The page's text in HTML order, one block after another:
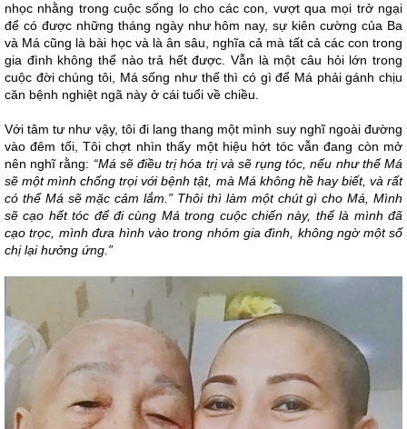
nhọc nhằng trong cuộc sống lo cho các con, vượt qua mọi trở ngại
để có được những tháng ngày như hôm nay, sự kiên cường của Ba
và Má cũng là bài học và là ân sâu, nghĩa cả mà tất cả các con trong
gia đình không thể nào trả hết được. Vẫn là một câu hỏi lớn trong
cuộc đời chúng tôi, Má sống như thế thì có gì để Má phải gánh chịu
căn bệnh nghiệt ngã này ở cái tuổi về chiều.
Với tâm tư như vậy, tôi đi lang thang một mình suy nghĩ ngoài đường
vào đêm tối, Tôi chợt nhìn thấy một hiệu hớt tóc vẫn đang còn mở
nên nghĩ rằng: “Má sẽ điều trị hóa trị và sẽ rụng tóc, nếu như thế Má
sẽ một mình chống trọi với bệnh tật, mà Má không hề hay biết, và rất
có thể Má sẽ mặc cảm lắm.” Thôi thì làm một chút gì cho Má, Mình
sẽ cạo hết tóc để đi cùng Má trong cuộc chiến này, thế là mình đã
cạo trọc, mình đưa hình vào trong nhóm gia đình, không ngờ một số
chị lại hưởng ứng.”